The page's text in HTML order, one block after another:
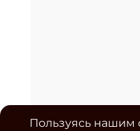
Пользуясь нашим